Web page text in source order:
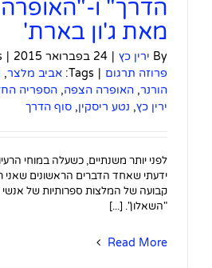
הדרך" ו-
מאת ג'ון בארת'
By ירין כץ | 24 בפברואר 2015 |
פרוזה תרגום |
Tags: אביב מלצר,
הורנר, האופרה הצפה, הספריה
ירין כץ, נטע ריסקין, סוף הדרך
לפני יותר משנתיים, כשעלה במוחי
ידעתי שאחד הדברים הראשונים שאני
קבועה של המלצות ספרותיות של אנשי
"השאלון". [...]
Read More